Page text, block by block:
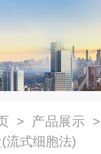
> 产品展示
流式细胞法)